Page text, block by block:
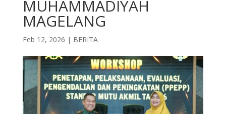
MUHAMMADIYAH
MAGELANG
Feb 12, 2026 | BERITA